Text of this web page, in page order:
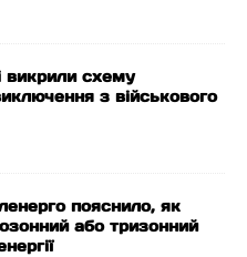
викрили схему
з військового
пояснило, як
або тризонний